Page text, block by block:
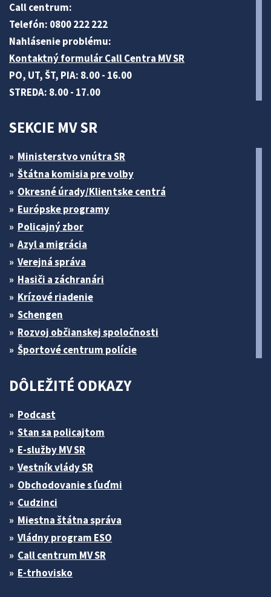
Call centrum:
Telefón: 0800 222 222
Nahlásenie problému:
Kontaktný formulár Call Centra MV SR
PO, UT, ŠT, PIA: 8.00 - 16.00
STREDA: 8.00 - 17.00
SEKCIE MV SR
Ministerstvo vnútra SR
Štátna komisia pre volby
Okresné úrady/Klientske centrá
Európske programy
Policajný zbor
Azyl a migrácia
Verejná správa
Hasiči a záchranári
Krízové riadenie
Schengen
Rozvoj občianskej spoločnosti
Športové centrum polície
DÔLEŽITÉ ODKAZY
Podcast
Stan sa policajtom
E-služby MV SR
Vestník vlády SR
Obchodovanie s ľuďmi
Cudzinci
Miestna štátna správa
Vládny program ESO
Call centrum MV SR
E-trhovisko